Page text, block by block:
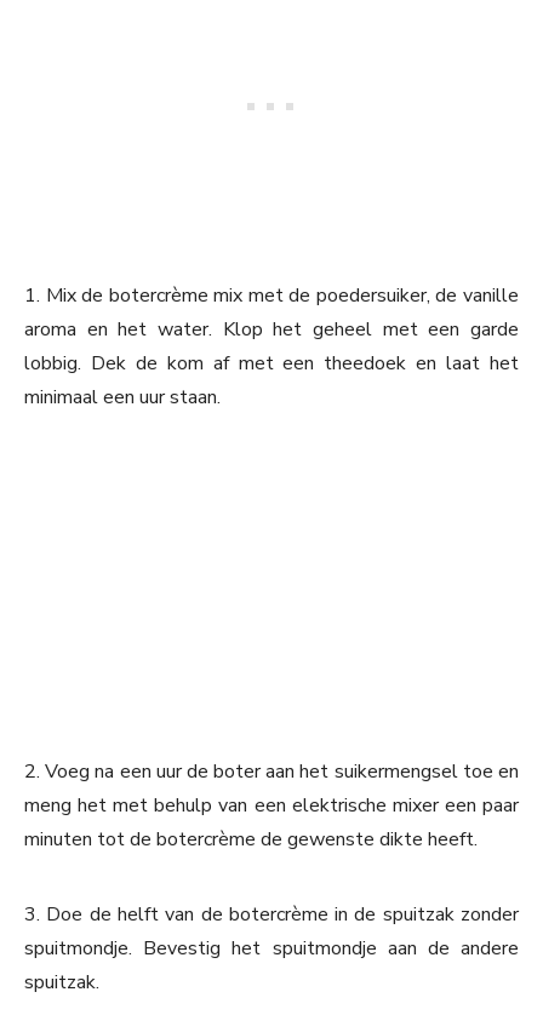
1. Mix de botercrème mix met de poedersuiker, de vanille
aroma en het water. Klop het geheel met een garde
lobbig. Dek de kom af met een theedoek en laat het
minimaal een uur staan.
2. Voeg na een uur de boter aan het suikermengsel toe en
meng het met behulp van een elektrische mixer een paar
minuten tot de botercrème de gewenste dikte heeft.
3. Doe de helft van de botercrème in de spuitzak zonder
spuitmondje. Bevestig het spuitmondje aan de andere
spuitzak.